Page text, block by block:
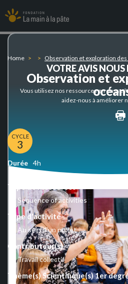
et
exploration
des
to
main
content
Home Observation et exploration des
Observation et
CYCLE
3
Durée 4h
Type de ressources
Sequence of activities
Type d'activité
Au sein d'un projet
Contributeur(s)
Travail collectif
Thème(s) Scientifique(s) 1er
VOTRE AVIS NOUS
Vous utilisez nos ressources en classe
aidez-nous à améliorer